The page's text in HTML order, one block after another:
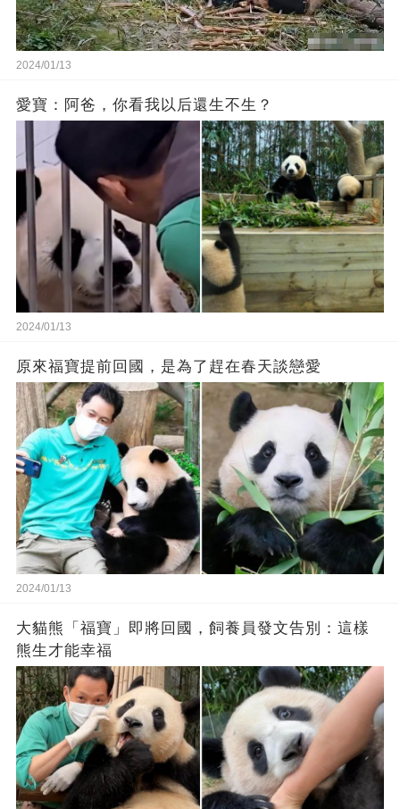
2024/01/13
愛寶：阿爸，你看我以后還生不生？
2024/01/13
原來福寶提前回國，是為了趕在春天談戀愛
2024/01/13
大貓熊「福寶」即將回國，飼養員發文告別：這樣
熊生才能幸福